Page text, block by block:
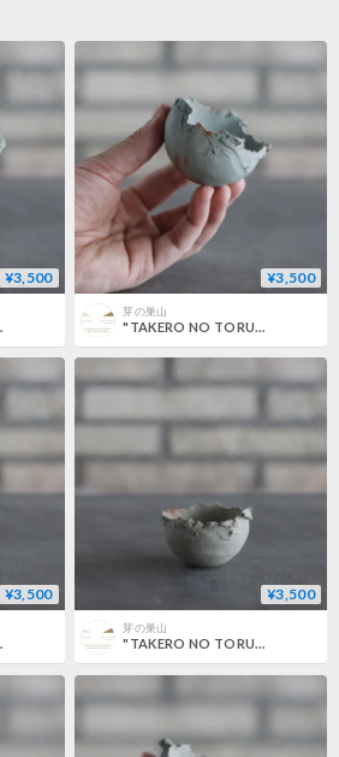
¥3,500
207
¥3,500
芽の巣山
"TAKERO NO TORUKO" / CHIGIRI / マメ (2号) no.802/206
¥3,500
205
¥3,500
芽の巣山
"TAKERO NO TORUKO" / CHIGIRI / マメ (2号) no.802/204